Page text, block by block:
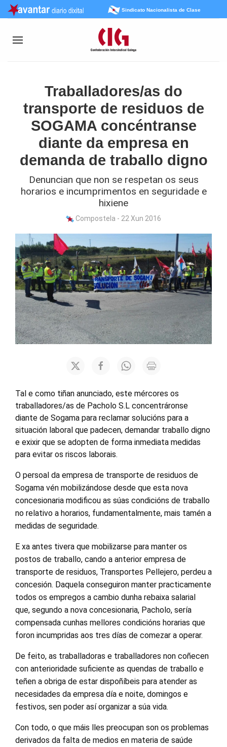
Sindicato Nacionalista de Clase
Traballadores/as do
transporte de residuos de
SOGAMA concéntranse
diante da empresa en
demanda de traballo digno
Denuncian que non se respetan os seus
horarios e incumprimentos en seguridade e
hixiene
Compostela - 22 Xun 2016
Tal e como tiñan anunciado, este mércores os
traballadores/as de Pacholo S.L concentráronse
diante de Sogama para reclamar solucións para a
situación laboral que padecen, demandar traballo digno
e exixir que se adopten de forma inmediata medidas
para evitar os riscos laborais.
O persoal da empresa de transporte de residuos de
Sogama vén mobilizándose desde que esta nova
concesionaria modificou as súas condicións de traballo
no relativo a horarios, fundamentalmente, mais tamén a
medidas de seguridade.
E xa antes tivera que mobilizarse para manter os
postos de traballo, cando a anterior empresa de
transporte de residuos, Transportes Pellejero, perdeu a
concesión. Daquela conseguiron manter practicamente
todos os empregos a cambio dunha rebaixa salarial
que, segundo a nova concesionaria, Pacholo, sería
compensada cunhas mellores condicións horarias que
foron incumpridas aos tres días de comezar a operar.
De feito, as traballadoras e traballadores non coñecen
con anterioridade suficiente as quendas de traballo e
teñen a obriga de estar dispoñíbeis para atender as
necesidades da empresa día e noite, domingos e
festivos, sen poder así organizar a súa vida.
Con todo, o que máis lles preocupan son os problemas
derivados da falta de medios en materia de saúde